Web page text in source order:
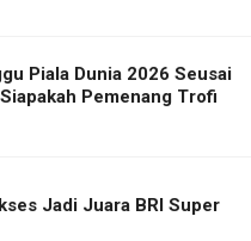
Piala Dunia 2026 Seusai
Pemenang Trofi
Jadi Juara BRI Super